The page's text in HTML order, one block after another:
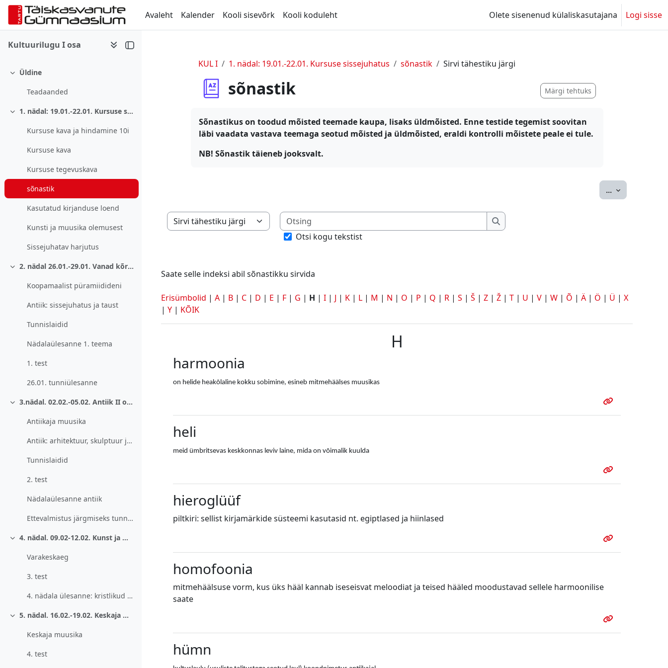
Jäta vahele peasisuni
Avaleht
Kalender Kooli sisevõrk Kooli koduleht Olete sisenenud külaliskasutajana Logi sisse
Kultuurilugu I osa
Ahenda
Üldine
Teadaanded
Ahenda 1. nädal: 19.01.-22.01. Kursuse sissejuhatus
Kursuse kava ja hindamine 10i
Kursuse kava
Kursuse tegevuskava
sõnastik
Kasutatud kirjanduse loend
Kunsti ja muusika olemusest
Sissejuhatav harjutus
Ahenda 2. nädal 26.01.-29.01. Vanad kõrgkultuurid. Sissejuhatus antiiki.
Koopamaalist püramiidideni
Antiik: sissejuhatus ja taust
Tunnislaidid
Nädalaülesanne 1. teema
1. test
26.01. tunniülesanne
Ahenda 3.nädal. 02.02.-05.02. Antiik II osa: muusika ja kunst.
Antiikaja muusika
Antiik: arhitektuur, skulptuur ja maal
Tunnislaidid
2. test
Nädalaülesanne antiik
Ettevalmistus järgmiseks tunniks.
Ahenda 4. nädal. 09.02-12.02. Kunst ja muusika varakristlikul perioodil. Bütsants.
Varakeskaeg
3. test
4. nädala ülesanne: kristlikud sümbolid kunstis.
Ahenda 5. nädal. 16.02.-19.02. Keskaja muusika. Kiriklik ja ilmalik laul.
Keskaja muusika
4. test
KUL I 1. nädal: 19.01.-22.01. Kursuse sissejuhatus sõnastik Sirvi tähestiku järgi
sõnastik Märgi tehtuks
Sõnastikus on toodud mõisted teemade kaupa, lisaks üldmõisted. Enne testide tegemist soovitan
läbi vaadata vastava teemaga seotud mõisted ja üldmõisted, eraldi kontrolli mõistete peale ei tule.
NB! Sõnastik täieneb jooksvalt.
... Ekspordi
Saate selle indeksi abil sõnastikku sirvida
Otsing
Otsing
Otsi kogu tekstist
Saate selle indeksi abil sõnastikku sirvida
Erisümbolid | A | B | C | D | E | F | G | H | I | J | K | L | M | N | O | P | Q | R | S | Š | Z | Ž | T | U | V | W | Õ | Ä | Ö | Ü | X
| Y | KÕIK
H
harmoonia
on helide heakõlaline kokku sobimine, esineb mitmehäälses muusikas
heli
meid ümbritsevas keskkonnas leviv laine, mida on võimalik kuulda
hieroglüüf
piltkiri: sellist kirjamärkide süsteemi kasutasid nt. egiptlased ja hiinlased
homofoonia
mitmehäälsuse vorm, kus üks hääl kannab iseseisvat meloodiat ja teised hääled moodustavad sellele harmoonilise
saate
hümn